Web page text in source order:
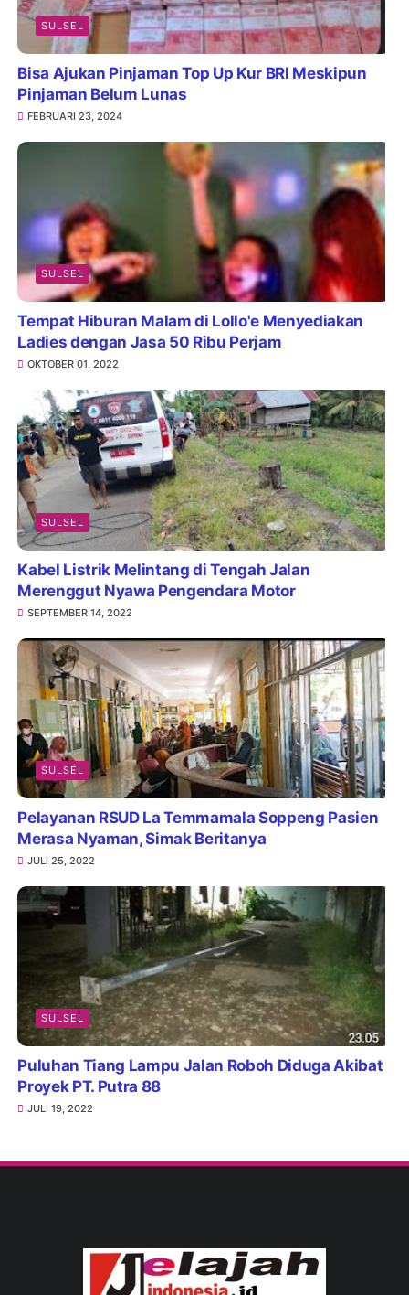
SULSEL
Bisa Ajukan Pinjaman Top Up Kur BRI Meskipun
Pinjaman Belum Lunas
FEBRUARI 23, 2024
SULSEL
Tempat Hiburan Malam di Lollo'e Menyediakan
Ladies dengan Jasa 50 Ribu Perjam
OKTOBER 01, 2022
SULSEL
Kabel Listrik Melintang di Tengah Jalan
Merenggut Nyawa Pengendara Motor
SEPTEMBER 14, 2022
SULSEL
Pelayanan RSUD La Temmamala Soppeng Pasien
Merasa Nyaman, Simak Beritanya
JULI 25, 2022
SULSEL
Puluhan Tiang Lampu Jalan Roboh Diduga Akibat
Proyek PT. Putra 88
JULI 19, 2022